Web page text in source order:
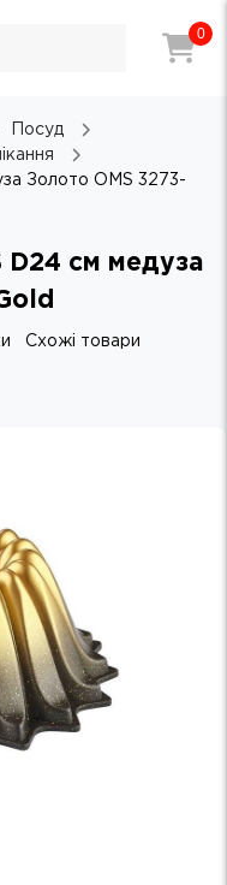
0
Посуд
Золото OMS 3273-
D24 см медуза
Схожі товари